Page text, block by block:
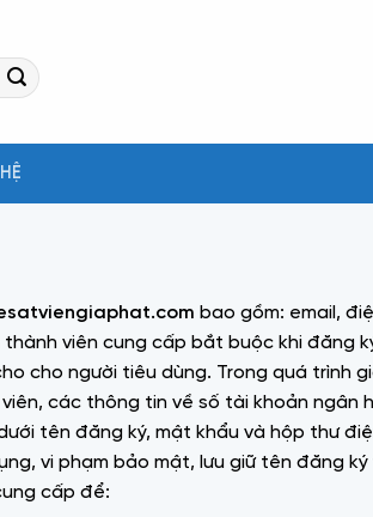
bao gồm: email,
viên cung cấp bắt buộc khi đăng
cho người tiêu dùng. Trong quá trình
các thông tin về số tài khoản ngân
tên đăng ký, mật khẩu và hộp thư
vi phạm bảo mật, lưu giữ tên đăng
cấp để: